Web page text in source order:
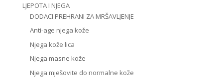
LJEPOTA I NJEGA
DODACI PREHRANI ZA MRŠAVLJENJE
Anti-age njega kože
Njega kože lica
Njega masne kože
Njega mješovite do normalne kože